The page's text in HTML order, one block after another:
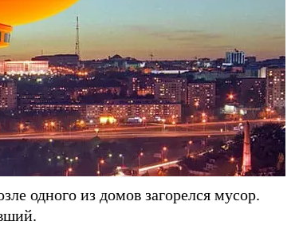
одного из домов загорелся мусор.